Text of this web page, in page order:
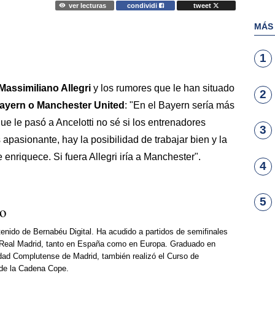
ver lecturas condividi tweet
Allegri y los rumores que le han situado
o Manchester United : "En el Bayern sería más
le pasó a Ancelotti no sé si los entrenadores
hay la posibilidad de trabajar bien y la
Si fuera Allegri iría a Manchester".
de Bernabéu Digital. Ha acudido a partidos de semifinales
Madrid, tanto en España como en Europa. Graduado en
Complutense de Madrid, también realizó el Curso de
la Cadena Cope.
1
2
3
4
5